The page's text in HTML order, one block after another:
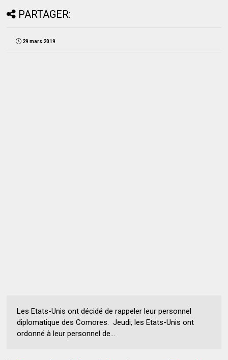
PARTAGER:
29 mars 2019
Les Etats-Unis ont décidé de rappeler leur personnel
diplomatique des Comores. Jeudi, les Etats-Unis ont
ordonné à leur personnel de...